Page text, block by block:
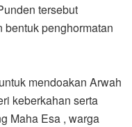
tersebut
penghormatan
mendoakan Arwah
keberkahan serta
Maha Esa , warga